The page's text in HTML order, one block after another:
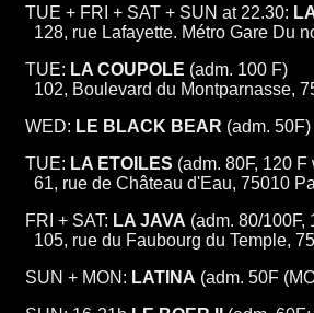
TUE + FRI + SAT + SUN at 22.30:
128, rue Lafayette. Métro Gare Du
TUE: LA COUPOLE (adm. 100 F)
102, Boulevard du Montparnasse,
WED: LE BLACK BEAR (adm. 50F)
TUE: LA ETOILES (adm. 80F, 120
61, rue de Château d'Eau, 75010
FRI + SAT: LA JAVA (adm. 80/100F,
105, rue du Faubourg du Temple,
SUN + MON: LATINA (adm. 50F